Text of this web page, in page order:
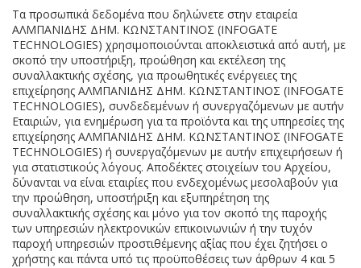
Τα προσωπικά δεδομένα που δηλώνετε στην εταιρεία
ΑΛΜΠΑΝΙΔΗΣ ΔΗΜ. ΚΩΝΣΤΑΝΤΙΝΟΣ (INFOGATE
TECHNOLOGIES) χρησιμοποιούνται αποκλειστικά από αυτή, με
σκοπό την υποστήριξη, προώθηση και εκτέλεση της
συναλλακτικής σχέσης, για προωθητικές ενέργειες της
επιχείρησης ΑΛΜΠΑΝΙΔΗΣ ΔΗΜ. ΚΩΝΣΤΑΝΤΙΝΟΣ (INFOGATE
TECHNOLOGIES), συνδεδεμένων ή συνεργαζόμενων με αυτήν
Εταιριών, για ενημέρωση για τα προϊόντα και της υπηρεσίες της
επιχείρησης ΑΛΜΠΑΝΙΔΗΣ ΔΗΜ. ΚΩΝΣΤΑΝΤΙΝΟΣ (INFOGATE
TECHNOLOGIES) ή συνεργαζόμενων με αυτήν επιχειρήσεων ή
για στατιστικούς λόγους. Αποδέκτες στοιχείων του Αρχείου,
δύνανται να είναι εταιρίες που ενδεχομένως μεσολαβούν για
την προώθηση, υποστήριξη και εξυπηρέτηση της
συναλλακτικής σχέσης και μόνο για τον σκοπό της παροχής
των υπηρεσιών ηλεκτρονικών επικοινωνιών ή την τυχόν
παροχή υπηρεσιών προστιθέμενης αξίας που έχει ζητήσει ο
χρήστης και πάντα υπό τις προϋποθέσεις των άρθρων 4 και 5